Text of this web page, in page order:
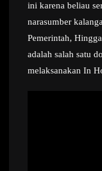
ini karena beliau
narasumber
Pemerintah,
adalah salah satu
melaksanakan In